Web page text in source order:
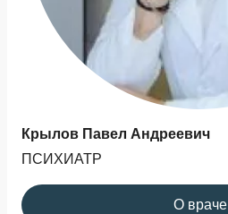
Крылов Павел Андреевич
ПСИХИАТР
О враче